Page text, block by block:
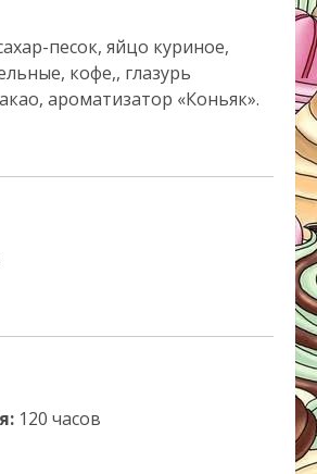
песок, яйцо куриное,
кофе,, глазурь
ароматизатор «Коньяк».
120 часов